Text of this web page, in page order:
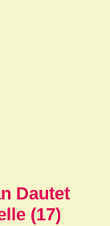
Dautet
(17)